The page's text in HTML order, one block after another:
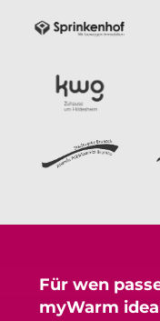
Für wen
myWarm